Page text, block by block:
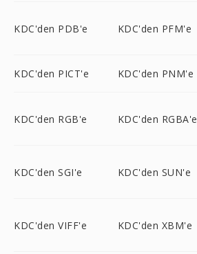
KDC'den PDB'e KDC'den PFM'e
KDC'den PICT'e KDC'den PNM'e
KDC'den RGB'e KDC'den RGBA'e
KDC'den SGI'e KDC'den SUN'e
KDC'den VIFF'e KDC'den XBM'e